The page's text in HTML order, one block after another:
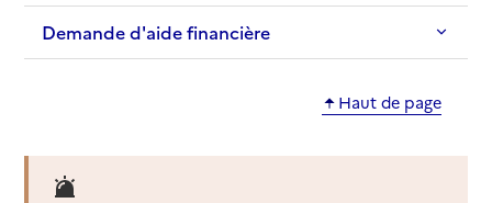
Demande d'aide financière
Haut de page